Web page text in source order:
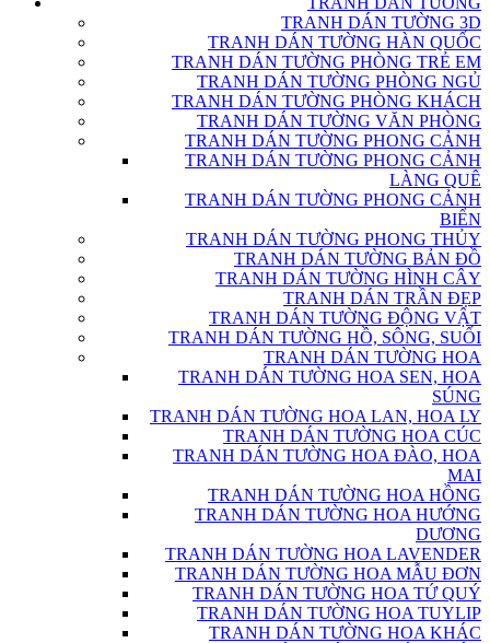
TRANH DÁN TƯỜNG 3D
TRANH DÁN TƯỜNG HÀN QUỐC
TRANH DÁN TƯỜNG PHÒNG TRẺ EM
TRANH DÁN TƯỜNG PHÒNG NGỦ
TRANH DÁN TƯỜNG PHÒNG KHÁCH
TRANH DÁN TƯỜNG VĂN PHÒNG
TRANH DÁN TƯỜNG PHONG CẢNH
TRANH DÁN TƯỜNG PHONG CẢNH
LÀNG QUÊ
TRANH DÁN TƯỜNG PHONG CẢNH
BIỂN
TRANH DÁN TƯỜNG PHONG THỦY
TRANH DÁN TƯỜNG BẢN ĐỒ
TRANH DÁN TƯỜNG HÌNH CÂY
TRANH DÁN TRẦN ĐẸP
TRANH DÁN TƯỜNG ĐỘNG VẬT
TRANH DÁN TƯỜNG HỒ, SÔNG, SUỐI
TRANH DÁN TƯỜNG HOA
TRANH DÁN TƯỜNG HOA SEN, HOA
SÚNG
TRANH DÁN TƯỜNG HOA LAN, HOA LY
TRANH DÁN TƯỜNG HOA CÚC
TRANH DÁN TƯỜNG HOA ĐÀO, HOA
MAI
TRANH DÁN TƯỜNG HOA HỒNG
TRANH DÁN TƯỜNG HOA HƯỚNG
DƯƠNG
TRANH DÁN TƯỜNG HOA LAVENDER
TRANH DÁN TƯỜNG HOA MẪU ĐƠN
TRANH DÁN TƯỜNG HOA TỨ QUÝ
TRANH DÁN TƯỜNG HOA TUYLIP
TRANH DÁN TƯỜNG HOA KHÁC